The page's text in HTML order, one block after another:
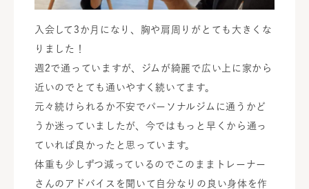
入会して3か月になり、胸や肩周りがとても大きくな
りました！
週2で通っていますが、ジムが綺麗で広い上に家から
近いのでとても通いやすく続いてます。
元々続けられるか不安でパーソナルジムに通うかど
うか迷っていましたが、今ではもっと早くから通っ
ていれば良かったと思っています。
体重も少しずつ減っているのでこのままトレーナー
さんのアドバイスを聞いて自分なりの良い身体を作